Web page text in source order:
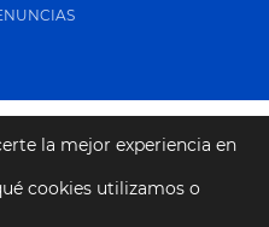
la mejor experiencia en
cookies utilizamos o